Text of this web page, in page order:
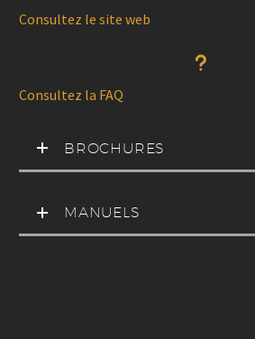
Consultez le site web
u
u
Consultez la FAQ
BROCHURES
MANUELS